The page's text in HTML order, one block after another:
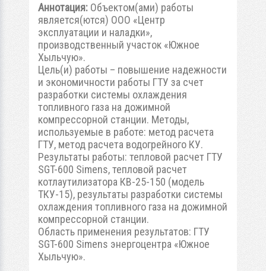
Аннотация: Объектом(ами) работы
является(ются) ООО «Центр
эксплуатации и наладки»,
производственный участок «Южное
Хыльчую».
Цель(и) работы – повышение надежности
и экономичности работы ГТУ за счет
разработки системы охлаждения
топливного газа на дожимной
компрессорной станции. Методы,
используемые в работе: метод расчета
ГТУ, метод расчета водогрейного КУ.
Результаты работы: тепловой расчет ГТУ
SGT-600 Simens, тепловой расчет
котлаутилизатора КВ-25-150 (модель
ТКУ-15), результаты разработки системы
охлаждения топливного газа на дожимной
компрессорной станции.
Область применения результатов: ГТУ
SGT-600 Simens энергоцентра «Южное
Хыльчую».